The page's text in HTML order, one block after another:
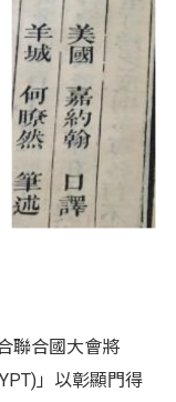
聯合國大會將
」以彰顯門得